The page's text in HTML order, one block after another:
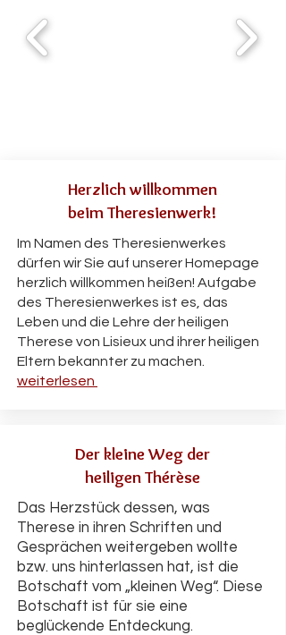
Herzlich willkommen
beim Theresienwerk!
Im Namen des Theresienwerkes
dürfen wir Sie auf unserer Homepage
herzlich willkommen heißen! Aufgabe
des Theresienwerkes ist es, das
Leben und die Lehre der heiligen
Therese von Lisieux und ihrer heiligen
Eltern bekannter zu machen.
weiterlesen
Der kleine Weg der
heiligen Thérèse
Das Herzstück dessen, was
Therese in ihren Schriften und
Gesprächen weitergeben wollte
bzw. uns hinterlassen hat, ist die
Botschaft vom „kleinen Weg“. Diese
Botschaft ist für sie eine
beglückende Entdeckung.